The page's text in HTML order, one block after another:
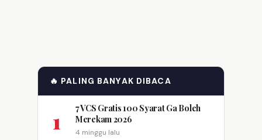
🔥 PALING BANYAK DIBACA
1
7 VCS Gratis 100 Syarat Ga Boleh
Merekam 2026
4 minggu lalu